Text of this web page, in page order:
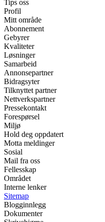
Tips oss
Profil
Mitt område
Abonnement
Gebyrer
Kvaliteter
Løsninger
Samarbeid
Annonsepartner
Bidragsyter
Tilknyttet partner
Nettverkspartner
Pressekontakt
Forespørsel
Miljø
Hold deg oppdatert
Motta meldinger
Sosial
Mail fra oss
Fellesskap
Området
Interne lenker
Sitemap
Blogginnlegg
Dokumenter